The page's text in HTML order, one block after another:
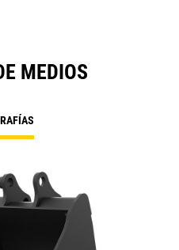
MEDIOS